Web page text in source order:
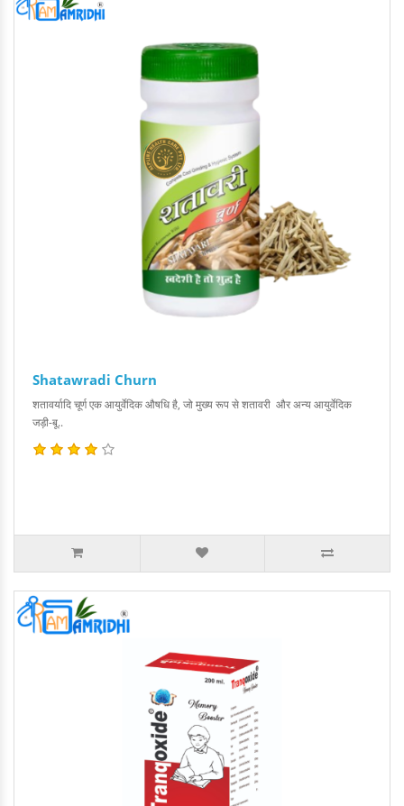
Shatawradi Churn
शतावर्यादि चूर्ण एक आयुर्वेदिक औषधि है, जो मुख्य रूप से शतावरी और अन्य आयुर्वेदिक
जड़ी-बू..